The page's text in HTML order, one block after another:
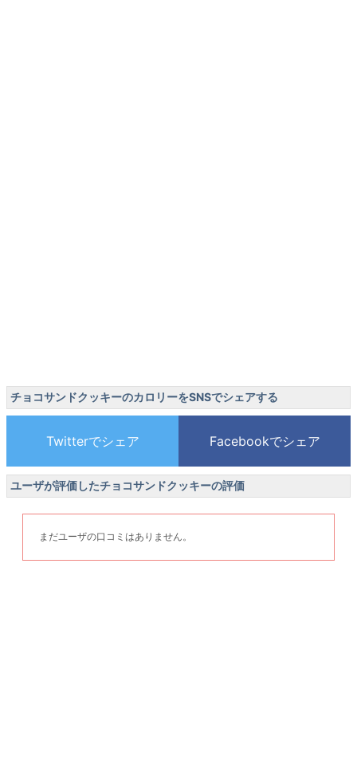
チョコサンドクッキーのカロリーをSNSでシェアする
ユーザが評価したチョコサンドクッキーの評価
まだユーザの口コミはありません。